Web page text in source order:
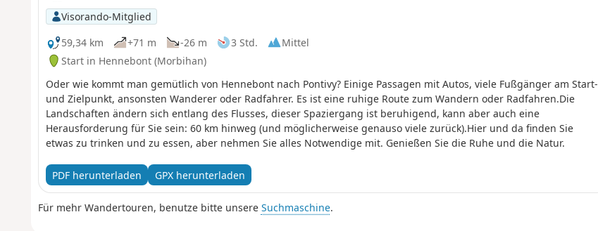
Visorando-Mitglied
59,34 km
+71 m -26 m 3 Std.
Mittel
Start in Hennebont (Morbihan)
Oder wie kommt man gemütlich von Hennebont nach Pontivy? Einige Passagen mit Autos, viele Fußgänger am Start-
und Zielpunkt, ansonsten Wanderer oder Radfahrer. Es ist eine ruhige Route zum Wandern oder Radfahren.Die
Landschaften ändern sich entlang des Flusses, dieser Spaziergang ist beruhigend, kann aber auch eine
Herausforderung für Sie sein: 60 km hinweg (und möglicherweise genauso viele zurück).Hier und da finden Sie
etwas zu trinken und zu essen, aber nehmen Sie alles Notwendige mit. Genießen Sie die Ruhe und die Natur.
PDF herunterladen GPX herunterladen
Für mehr Wandertouren, benutze bitte unsere Suchmaschine.